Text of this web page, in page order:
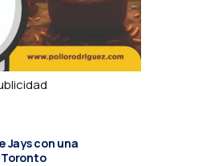
Jays con una
Toronto